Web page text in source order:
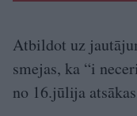
Atbildot uz
smejas, ka “i
no 16.jūlija